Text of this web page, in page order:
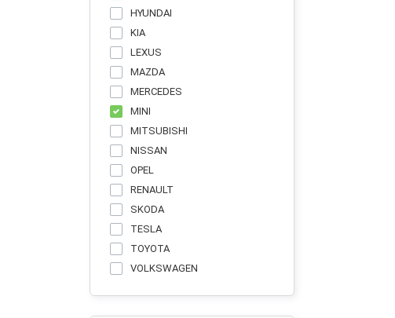
HYUNDAI
KIA
LEXUS
MAZDA
MERCEDES
MINI
MITSUBISHI
NISSAN
OPEL
RENAULT
SKODA
TESLA
TOYOTA
VOLKSWAGEN